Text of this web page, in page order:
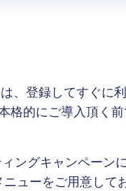
、登録してすぐに
格的にご導入頂く
ングキャンペーン
ューをご用意して